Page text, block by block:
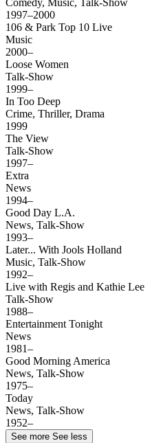
Comedy, Music, Talk-Show
1997–2000
106 & Park Top 10 Live
Music
2000–
Loose Women
Talk-Show
1999–
In Too Deep
Crime, Thriller, Drama
1999
The View
Talk-Show
1997–
Extra
News
1994–
Good Day L.A.
News, Talk-Show
1993–
Later... With Jools Holland
Music, Talk-Show
1992–
Live with Regis and Kathie Lee
Talk-Show
1988–
Entertainment Tonight
News
1981–
Good Morning America
News, Talk-Show
1975–
Today
News, Talk-Show
1952–
See more See less